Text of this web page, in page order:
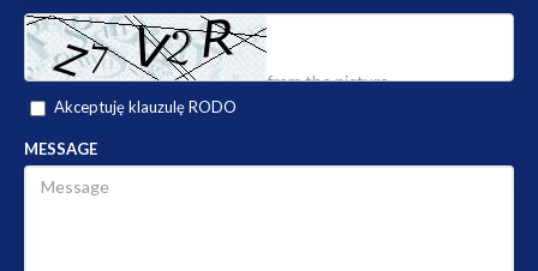
Akceptuję klauzulę RODO
MESSAGE